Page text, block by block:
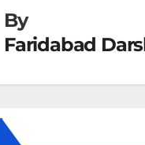
By
Faridabad